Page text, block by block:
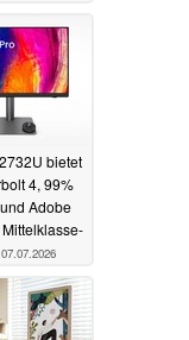
bietet
4, 99%
Adobe
07.07.2026